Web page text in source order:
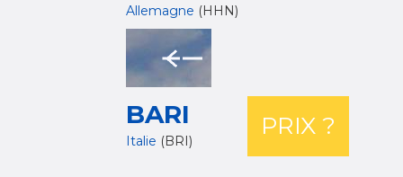
Allemagne (HHN)
BARI
Italie (BRI)
PRIX ?